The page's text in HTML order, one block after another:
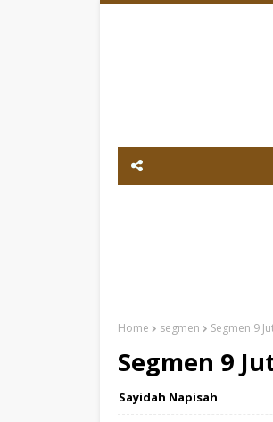
Home segmen Segmen 9
Segmen 9
Sayidah Napisah